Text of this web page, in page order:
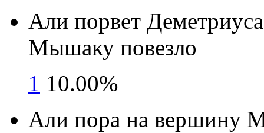
Али порвет
Мышаку повезло
1 10.00%
Али пора на